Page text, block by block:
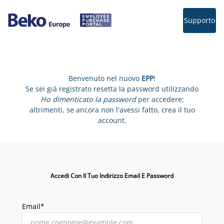
Supporto
Benvenuto nel nuovo EPP!
Se sei già registrato resetta la password utilizzando
Ho dimenticato la passwordper accedere;
altrimenti, se ancora non l'avessi fatto, crea il tuo
account.
Accedi Con Il Tuo Indirizzo Email E Password
Email*